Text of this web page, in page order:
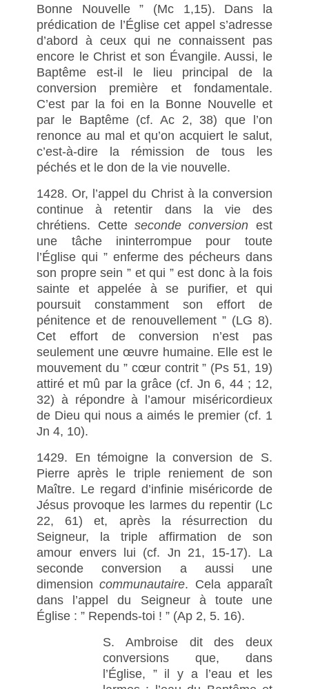
Bonne Nouvelle ” (Mc 1,15). Dans la
prédication de l’Église cet appel s’adresse
d’abord à ceux qui ne connaissent pas
encore le Christ et son Évangile. Aussi, le
Baptême est-il le lieu principal de la
conversion première et fondamentale.
C’est par la foi en la Bonne Nouvelle et
par le Baptême (cf. Ac 2, 38) que l’on
renonce au mal et qu’on acquiert le salut,
c’est-à-dire la rémission de tous les
péchés et le don de la vie nouvelle.
1428. Or, l’appel du Christ à la conversion
continue à retentir dans la vie des
chrétiens. Cette seconde conversion est
une tâche ininterrompue pour toute
l’Église qui ” enferme des pécheurs dans
son propre sein ” et qui ” est donc à la fois
sainte et appelée à se purifier, et qui
poursuit constamment son effort de
pénitence et de renouvellement ” (LG 8).
Cet effort de conversion n’est pas
seulement une œuvre humaine. Elle est le
mouvement du ” cœur contrit ” (Ps 51, 19)
attiré et mû par la grâce (cf. Jn 6, 44 ; 12,
32) à répondre à l’amour miséricordieux
de Dieu qui nous a aimés le premier (cf. 1
Jn 4, 10).
1429. En témoigne la conversion de S.
Pierre après le triple reniement de son
Maître. Le regard d’infinie miséricorde de
Jésus provoque les larmes du repentir (Lc
22, 61) et, après la résurrection du
Seigneur, la triple affirmation de son
amour envers lui (cf. Jn 21, 15-17). La
seconde conversion a aussi une
dimensioncommunautaire. Cela apparaît
dans l’appel du Seigneur à toute une
Église : ” Repends-toi ! ” (Ap 2, 5. 16).
S. Ambroise dit des deux
conversions que, dans
l’Église, ” il y a l’eau et les